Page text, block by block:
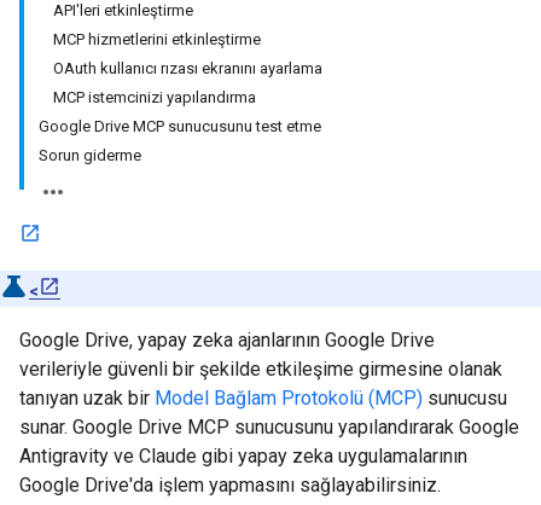
API'leri etkinleştirme
MCP hizmetlerini etkinleştirme
OAuth kullanıcı rızası ekranını ayarlama
MCP istemcinizi yapılandırma
Google Drive MCP sunucusunu test etme
Sorun giderme
<
Google Drive, yapay zeka ajanlarının Google Drive
verileriyle güvenli bir şekilde etkileşime girmesine olanak
tanıyan uzak bir Model Bağlam Protokolü (MCP) sunucusu
sunar. Google Drive MCP sunucusunu yapılandırarak Google
Antigravity ve Claude gibi yapay zeka uygulamalarının
Google Drive'da işlem yapmasını sağlayabilirsiniz.